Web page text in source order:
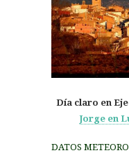
Día claro en
Jorge en
DATOS